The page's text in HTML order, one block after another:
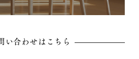
い合わせはこちら